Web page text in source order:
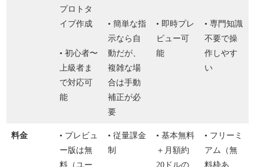
プロトタ
イプ作成
• 初心者〜
上級者ま
で対応可
能
• 簡単な指
示なら自
動だが、
複雑な場
合は手動
補正が必
要
• 即時プレ
ビュー可
能
• 専門知識
不要で操
作しやす
い
料金
• プレビュ
ー版は無
料（ユー
• 従量課金
制
• 基本無料
＋月額約
20ドルの
• フリーミ
アム（無
料枠あ